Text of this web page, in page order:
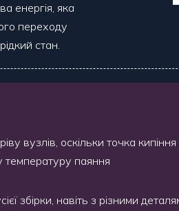
енергія, яка
переходу
стан.
вузлів, оскільки точка кипіння
паяння
збірки, навіть з різними